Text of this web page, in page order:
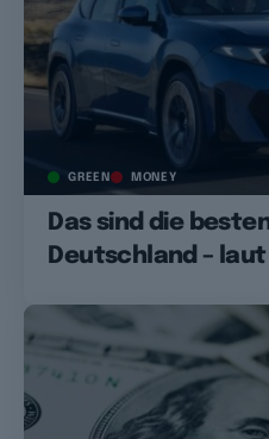
GREEN MONEY
Das sind die
Deutschland – laut